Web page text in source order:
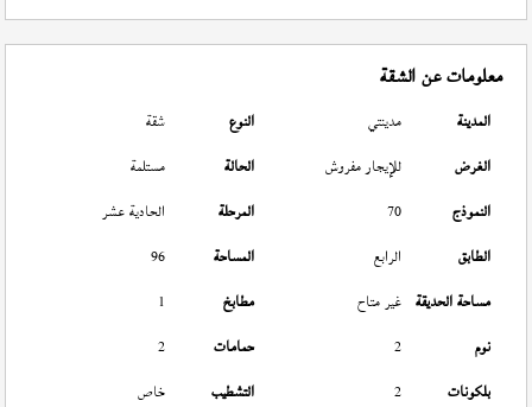
معلومات عن الشقة
المدينة مدينتي النوع
شقة
الغرض
للإيجار مفروش الحالة
مستلمة
النموذج
70 المرحلة
الحادية عشر
الطابق
الرابع المساحة
96
مساحة الحديقة غير متاح مطابخ
1
نوم
2 حمامات
2
بلكونات
2 التشطيب
خاص